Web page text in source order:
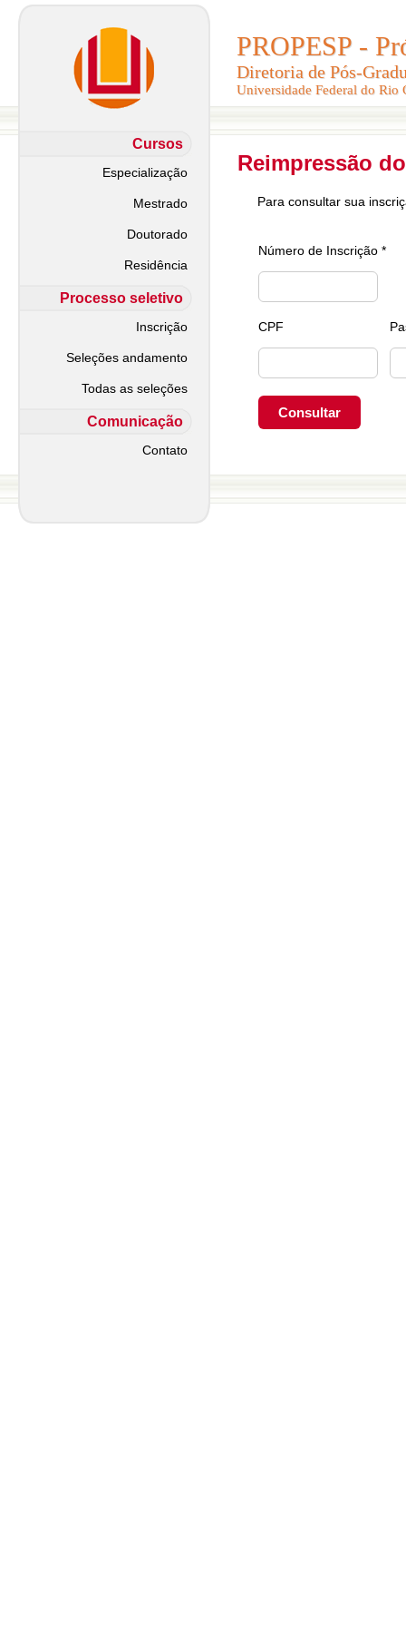
PROPESP -
Diretoria de Pós-
Universidade Federal do Rio
PROPESP -
Diretoria de Pós-
Universidade Federal do Rio
Cursos
Especialização
Mestrado
Doutorado
Residência
Processo seletivo
Inscrição
Seleções andamento
Todas as seleções
Comunicação
Contato
Reimpressão
Para consultar sua
Número de Inscrição *
CPF